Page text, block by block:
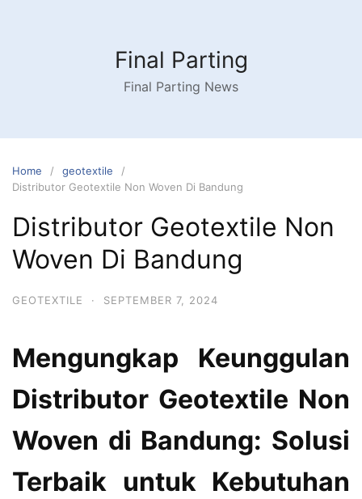
Final Parting
Final Parting News
Home
geotextile
Distributor Geotextile Non Woven Di Bandung
Distributor Geotextile Non
Woven Di Bandung
GEOTEXTILE · SEPTEMBER 7, 2024
Mengungkap Keunggulan
Distributor Geotextile Non
Woven di Bandung: Solusi
Terbaik untuk Kebutuhan